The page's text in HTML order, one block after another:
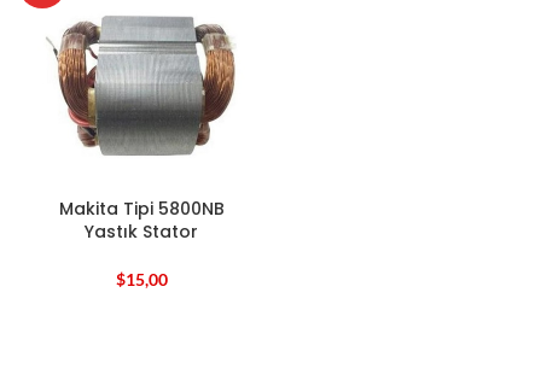
Makita Tipi 5800NB
Yastık Stator
$15,00